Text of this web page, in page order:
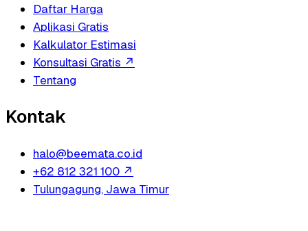
Daftar Harga
Aplikasi Gratis
Kalkulator Estimasi
Konsultasi Gratis ↗
Tentang
Kontak
halo@beemata.co.id
+62 812 321 100 ↗
Tulungagung, Jawa Timur